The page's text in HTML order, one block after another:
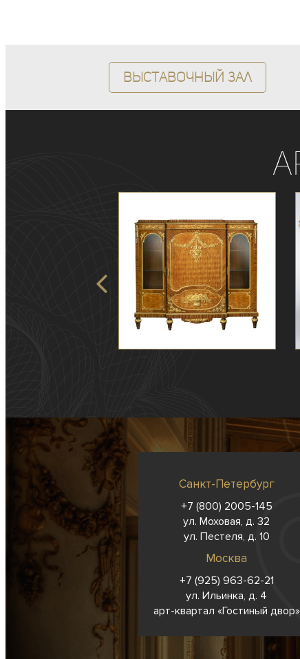
Выставочный зал
Санкт-Петербург
+7 (800) 2005-145
ул. Моховая, д. 32
ул. Пестеля, д. 10
Москва
+7 (925) 963-62-21
ул. Ильинка, д. 4
арт-квартал «Гостиный двор»